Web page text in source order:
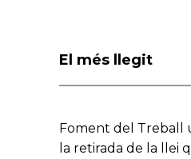
El més llegit
Foment del Treball
la retirada de la llei